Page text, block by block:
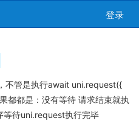
登录
不管是执行await uni.request({
都都是：没有等待 请求结束就执
等待uni.request执行完毕